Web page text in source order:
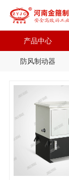
产品中心
防风制动器